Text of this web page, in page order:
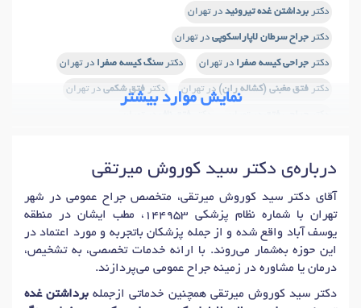
دکتر برداشتن غده تیروئید در تهران
دکتر جراح سرطان لاپاراسکوپی در تهران
دکتر جراحی کیسه صفرا در تهران دکترسنگ کیسه صفرا در تهران
دکتر فتق مغبنی (کشاله ران) در تهران دکتر فتق شکمی در تهران
دکترجراحی لاپاراسکوپی در تهران
دکتر جراحی باز شکم (لاپروتومی) در تهران
دکتر طحال برداری (اسپلنکتومی)در تهران دکترجراحی کبددر تهران
جراحی تیروئید
دکترلیپوساکشن اولتراسونیک (ویزر)در تهران
دکترلیفت شقیقه و ابرودر تهران دکترلیفت پیشانیدر تهران
نمایش موارد بیشتر
درباره‌ی دکتر سید کوروش میرتقی
آقای دکتر سید کوروش میرتقی، متخصص جراح عمومی در شهر
تهران با شماره نظام پزشکی 144953، مطب ایشان در منطقه
یوسف آباد واقع شده و از جمله پزشکان باتجربه و مورد اعتماد در
این حوزه به‌شمار می‌روند. با ارائه خدمات تخصصی، به تشخیص،
درمان یا مشاوره در زمینه جراح عمومی می‌پردازند.
دکتر سید کوروش میرتقی همچنین خدماتی ازجمله برداشتن غده